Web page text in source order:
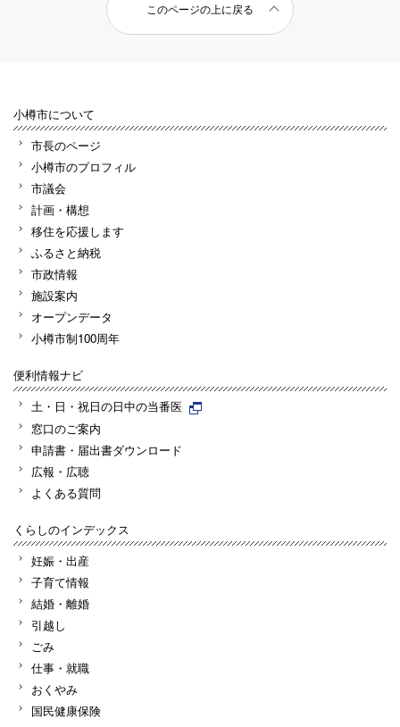
このページの上に戻る
小樽市について
市長のページ
小樽市のプロフィル
市議会
計画・構想
移住を応援します
ふるさと納税
市政情報
施設案内
オープンデータ
小樽市制100周年
便利情報ナビ
土・日・祝日の日中の当番医
窓口のご案内
申請書・届出書ダウンロード
広報・広聴
よくある質問
くらしのインデックス
妊娠・出産
子育て情報
結婚・離婚
引越し
ごみ
仕事・就職
おくやみ
国民健康保険